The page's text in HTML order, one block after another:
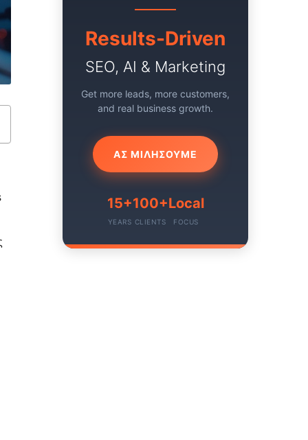
Results-Driven
SEO, AI & Marketing
Get more leads, more customers,
and real business growth.
ΑΣ ΜΙΛΗΣΟΥΜΕ
15+
YEARS
100+
CLIENTS
Local
FOCUS